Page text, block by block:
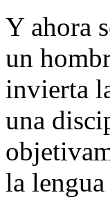
Y ahora
un
invierta
una
la